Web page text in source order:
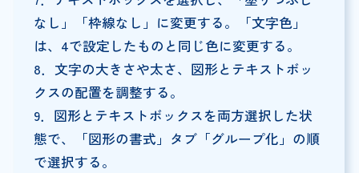
なし」「枠線なし」に変更する。「文字色」
は、4で設定したものと同じ色に変更する。
8．文字の大きさや太さ、図形とテキストボッ
クスの配置を調整する。
9．図形とテキストボックスを両方選択した状
態で、「図形の書式」タブ「グループ化」の順
で選択する。